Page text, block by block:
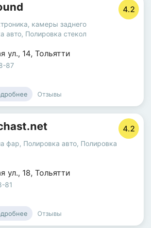
4.2
камеры заднего
авто, Полировка стекол
ул., 14, Тольятти
87
Отзывы
4.2
фар, Полировка авто, Полировка
ул., 18, Тольятти
81
Отзывы